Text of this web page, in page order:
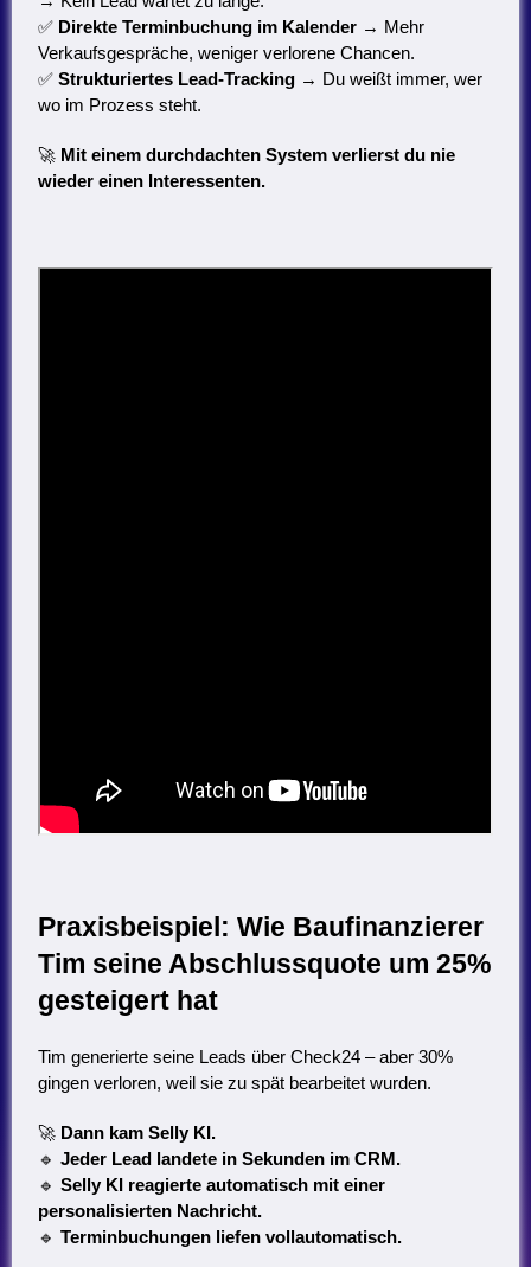
✅ Direkte Terminbuchung im Kalender → Mehr
Verkaufsgespräche, weniger verlorene Chancen.
✅ Strukturiertes Lead-Tracking → Du weißt immer, wer
wo im Prozess steht.
🚀 Mit einem durchdachten System verlierst du nie
wieder einen Interessenten.
Praxisbeispiel: Wie Baufinanzierer
Tim seine Abschlussquote um 25%
gesteigert hat
Tim generierte seine Leads über Check24 – aber 30%
gingen verloren, weil sie zu spät bearbeitet wurden.
🚀 Dann kam Selly KI.
🔹 Jeder Lead landete in Sekunden im CRM.
🔹 Selly KI reagierte automatisch mit einer
personalisierten Nachricht.
🔹 Terminbuchungen liefen vollautomatisch.